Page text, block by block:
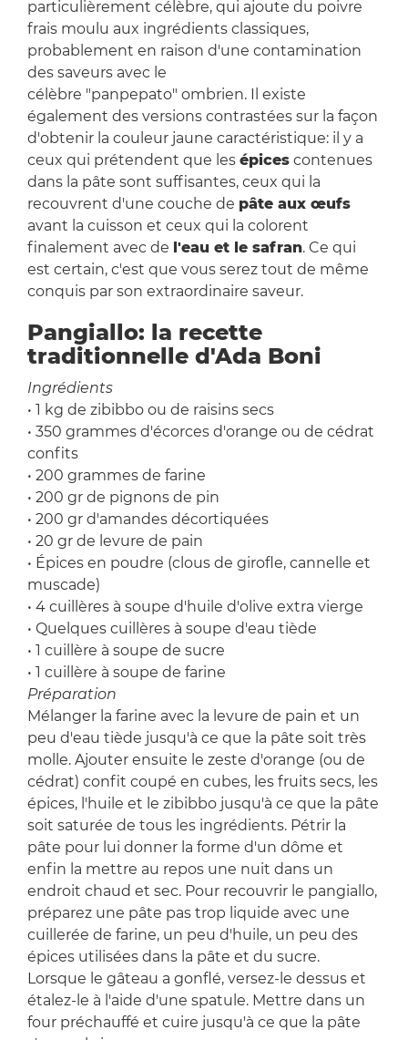
particulièrement célèbre, qui ajoute du poivre
frais moulu aux ingrédients classiques,
probablement en raison d'une contamination
des saveurs avec le
célèbre "panpepato" ombrien. Il existe
également des versions contrastées sur la façon
d'obtenir la couleur jaune caractéristique: il y a
ceux qui prétendent que les épicescontenues
dans la pâte sont suffisantes, ceux qui la
recouvrent d'une couche de pâte aux œufs
avant la cuisson et ceux qui la colorent
finalement avec de l'eau et le safran. Ce qui
est certain, c'est que vous serez tout de même
conquis par son extraordinaire saveur.
Pangiallo: la recette
traditionnelle d'Ada Boni
Ingrédients
• 1 kg de zibibbo ou de raisins secs
• 350 grammes d'écorces d'orange ou de cédrat
confits
• 200 grammes de farine
• 200 gr de pignons de pin
• 200 gr d'amandes décortiquées
• 20 gr de levure de pain
• Épices en poudre (clous de girofle, cannelle et
muscade)
• 4 cuillères à soupe d'huile d'olive extra vierge
• Quelques cuillères à soupe d'eau tiède
• 1 cuillère à soupe de sucre
• 1 cuillère à soupe de farine
Préparation
Mélanger la farine avec la levure de pain et un
peu d'eau tiède jusqu'à ce que la pâte soit très
molle. Ajouter ensuite le zeste d'orange (ou de
cédrat) confit coupé en cubes, les fruits secs, les
épices, l'huile et le zibibbo jusqu'à ce que la pâte
soit saturée de tous les ingrédients. Pétrir la
pâte pour lui donner la forme d'un dôme et
enfin la mettre au repos une nuit dans un
endroit chaud et sec. Pour recouvrir le pangiallo,
préparez une pâte pas trop liquide avec une
cuillerée de farine, un peu d'huile, un peu des
épices utilisées dans la pâte et du sucre.
Lorsque le gâteau a gonflé, versez-le dessus et
étalez-le à l'aide d'une spatule. Mettre dans un
four préchauffé et cuire jusqu'à ce que la pâte